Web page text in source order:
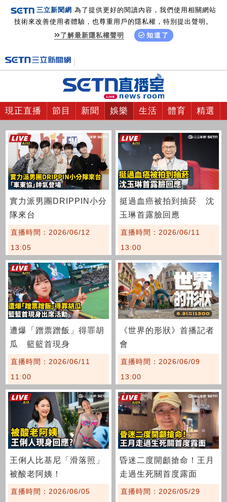
三立新聞網 為了提供更好的閱讀內容，我們使用相關網站
技術來改善使用者體驗，也尊重用戶的隱私權，特別提出聲明。
了解最新隱私權聲明
知道了
現正直播 節目 新聞 娛樂 生活 體育 精選
實力派男團DRIPPIN小分
隊來台
直播時間：2026/06/12
13:05
挺過血癌被拍到抽菸 沈
玉琳首露臉回應
直播時間：2026/06/11
13:00
遭爆「蹭票蹭飯」得罪胡
瓜 籃籃首現身
直播時間：2026/06/11
11:00
《世界的形狀》首播記者
會
直播時間：2026/06/09
13:00
王俐人比基尼「滑落照」
被酸老阿姨！
直播時間：2026/06/05
昏迷二度開顱搶命！王月
走過生死關首度露面
直播時間：2026/05/29